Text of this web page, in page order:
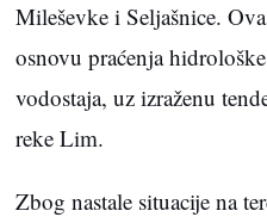
Mileševke i Seljašnice.
osnovu praćenja
vodostaja, uz izraženu
reke Lim.
Zbog nastale situacije na